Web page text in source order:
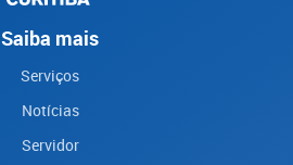
Saiba mais
Serviços
Notícias
Servidor